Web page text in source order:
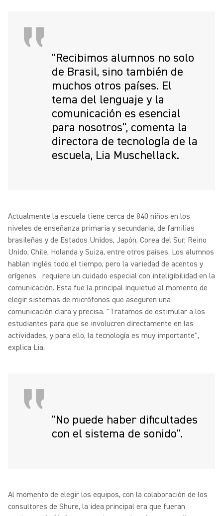
"Recibimos alumnos no solo
de Brasil, sino también de
muchos otros países. El
tema del lenguaje y la
comunicación es esencial
para nosotros", comenta la
directora de tecnología de la
escuela, Lia Muschellack.
Actualmente la escuela tiene cerca de 840 niños en los
niveles de enseñanza primaria y secundaria, de familias
brasileñas y de Estados Unidos, Japón, Corea del Sur, Reino
Unido, Chile, Holanda y Suiza, entre otros países. Los alumnos
hablan inglés todo el tiempo, pero la variedad de acentos y
orígenes requiere un cuidado especial con inteligibilidad en la
comunicación. Esta fue la principal inquietud al momento de
elegir sistemas de micrófonos que aseguren una
comunicación clara y precisa. "Tratamos de estimular a los
estudiantes para que se involucren directamente en las
actividades, y para ello, la tecnología es muy importante",
explica Lia.
"No puede haber diﬁcultades
con el sistema de sonido".
Al momento de elegir los equipos, con la colaboración de los
consultores de Shure, la idea principal era que fueran